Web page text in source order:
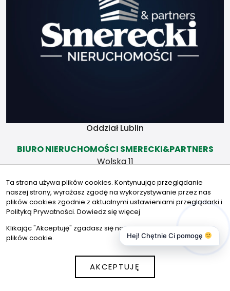
to od Ciebie samego i
twojej charyzmy. Zależy to
również od Twego
przewodnika, z którym
poszedłeś w góry pierwszy
Oddział Lublin
BIURO NIERUCHOMOŚCI SMERECKI&PARTNERS
Wolska 11
691403403
m.smerecki@smerecki.nieruchomosci.pl
Oddział Chełm
Smerecki&Partners Chełm
Lwowska 11D
22-100 Chełm
tel. +48 691 403 403
m.smerecki@smerecki.nieruchomosci.pl
Ta strona używa plików cookies. Kontynuując przeglądanie
naszej strony, wyrażasz zgodę na wykorzystywanie przez nas
plików cookies zgodnie z aktualnymi ustawieniami przeglądarki i
Polityką Prywatności. Dowiedz się więcej
Klikając "Akceptuję" zgadasz się na wykorzystywanie przez nas
plików cookie.
AKCEPTUJĘ
Hej! Chętnie Ci pomogę